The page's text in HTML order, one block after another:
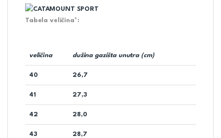
Tabela veličina*:
veličina dužina gazišta unutra (cm)
40 26,7
41 27,3
42 28,0
43 28,7